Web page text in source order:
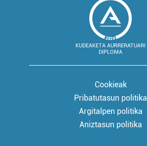
KUDEAKETA AURRERATUARI
DIPLOMA
Cookieak
Pribatutasun politika
Argitalpen politika
Aniztasun politika